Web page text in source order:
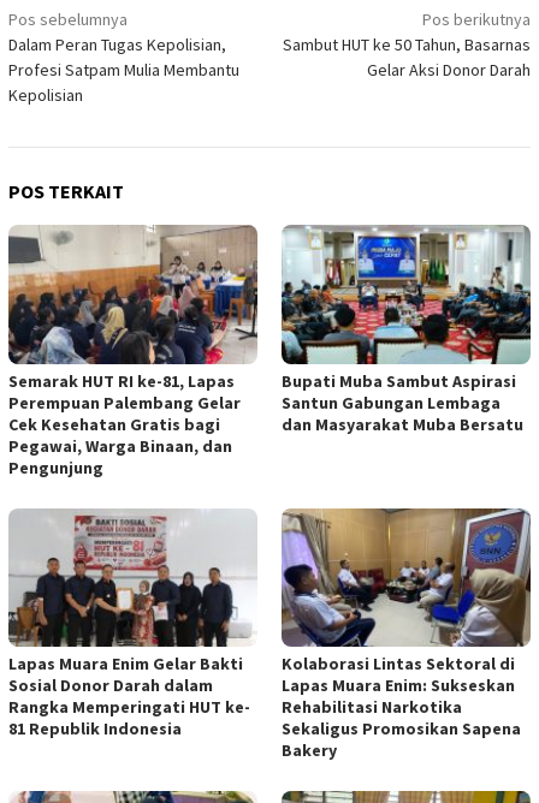
Navigasi
pos
Pos sebelumnya
Dalam Peran Tugas Kepolisian,
Profesi Satpam Mulia Membantu
Kepolisian
Pos berikutnya
Sambut HUT ke 50 Tahun, Basarnas
Gelar Aksi Donor Darah
POS TERKAIT
Semarak HUT RI ke-81, Lapas
Perempuan Palembang Gelar
Cek Kesehatan Gratis bagi
Pegawai, Warga Binaan, dan
Pengunjung
Bupati Muba Sambut Aspirasi
Santun Gabungan Lembaga
dan Masyarakat Muba Bersatu
Lapas Muara Enim Gelar Bakti
Sosial Donor Darah dalam
Rangka Memperingati HUT ke-
81 Republik Indonesia
Kolaborasi Lintas Sektoral di
Lapas Muara Enim: Sukseskan
Rehabilitasi Narkotika
Sekaligus Promosikan Sapena
Bakery